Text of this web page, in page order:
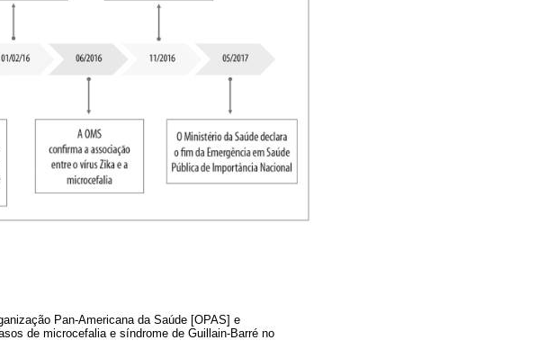
Pan-Americana da Saúde [OPAS] e
de microcefalia e síndrome de Guillain-Barré no